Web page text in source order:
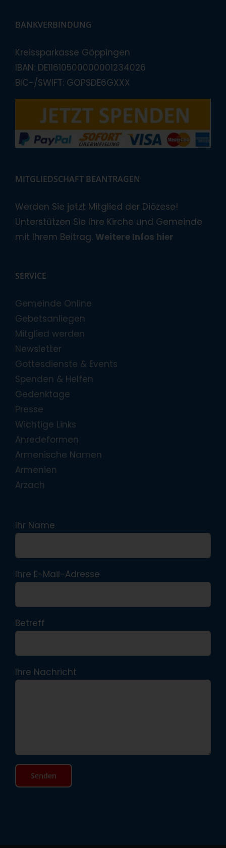
BANKVERBINDUNG
Kreissparkasse Göppingen
IBAN: DE11610500000001234026
BIC-/SWIFT: GOPSDE6GXXX
MITGLIEDSCHAFT BEANTRAGEN
Werden Sie jetzt Mitglied der Diözese!
Unterstützen Sie Ihre Kirche und Gemeinde
mit Ihrem Beitrag. Weitere Infos hier
SERVICE
Gemeinde Online
Gebetsanliegen
Mitglied werden
Newsletter
Gottesdienste & Events
Spenden & Helfen
Gedenktage
Presse
Wichtige Links
Anredeformen
Armenische Namen
Armenien
Arzach
Ihr Name
Ihre E-Mail-Adresse
Betreff
Ihre Nachricht